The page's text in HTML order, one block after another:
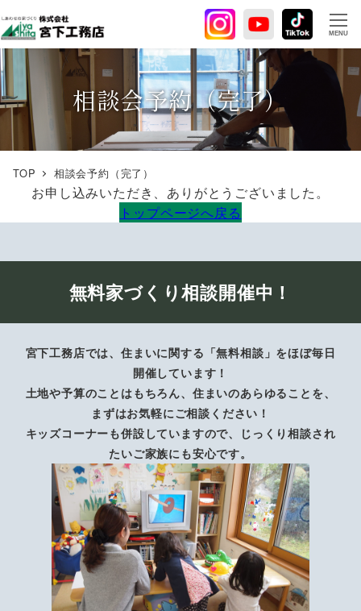
イ
ン
コ
ン
テ
ン
ツ
MENU
相談会予約（完了）
TOP 相談会予約（完了）
お申し込みいただき、ありがとうございました。
トップページへ戻る
無料家づくり相談開催中！
宮下工務店では、住まいに関する「無料相談」をほぼ毎日
開催しています！
土地や予算のことはもちろん、住まいのあらゆることを、
まずはお気軽にご相談ください！
キッズコーナーも併設していますので、じっくり相談され
たいご家族にも安心です。